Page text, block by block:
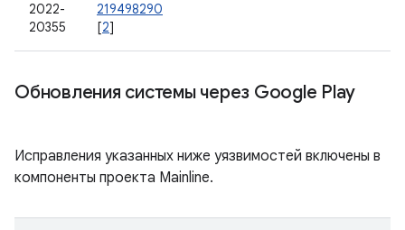
2022-
20355
219498290
[2]
Обновления системы через Google Play
Исправления указанных ниже уязвимостей включены в
компоненты проекта Mainline.